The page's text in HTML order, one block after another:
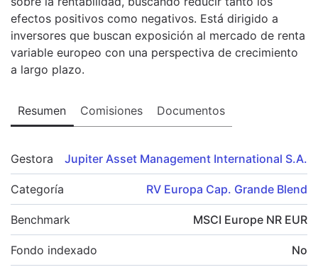
efectos positivos como negativos. Está dirigido a
inversores que buscan exposición al mercado de renta
variable europeo con una perspectiva de crecimiento
a largo plazo.
Resumen Comisiones Documentos
Gestora Jupiter Asset Management International S.A.
Categoría RV Europa Cap. Grande Blend
Benchmark MSCI Europe NR EUR
Fondo indexado No